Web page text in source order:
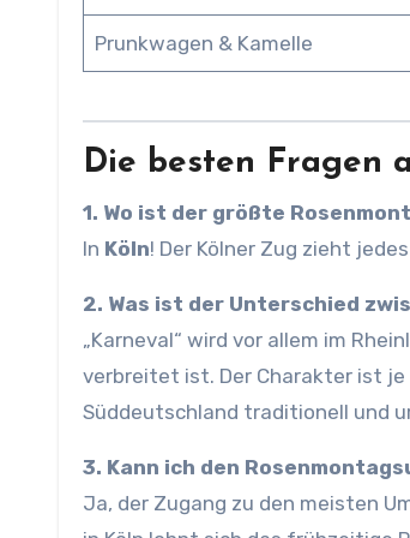
Prunkwagen & Kamelle
Die besten Fragen
1. Wo ist der größte
In Köln! Der Kölner Zug zieht
2. Was ist der Unterschied
„Karneval“ wird vor allem im
verbreitet ist. Der Charakter ist je
Süddeutschland traditionell und
3. Kann ich den
Ja, der Zugang zu den meisten